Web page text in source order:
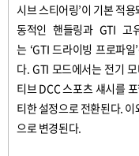
시브 스티어링’이 기본 적용
동적인 핸들링과 GTI 고
는 ‘GTI 드라이빙 프로파일’
다. GTI 모드에서는 전기
티브 DCC 스포츠 섀시를
티한설정으로 전환된다. 이
으로 변경된다.